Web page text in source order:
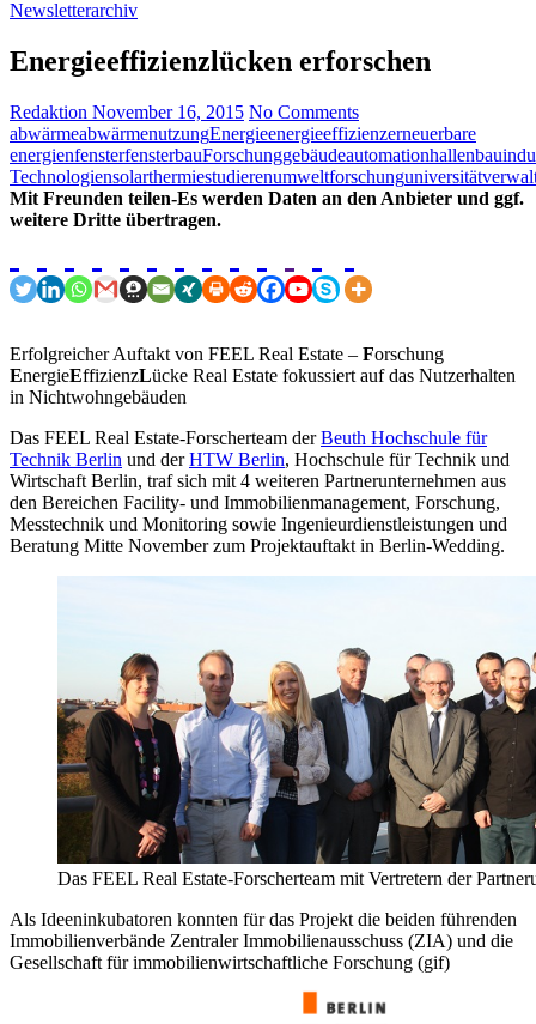
Newsletterarchiv
Energieeffizienzlücken erforschen
Redaktion November 16, 2015 No Comments
abwärmeabwärmenutzungEnergieenergieeffizienzerneuerbare
energienfensterfensterbauForschunggebäudeautomationhallenbau
Technologiensolarthermiestudierenumweltforschunguniversität
Mit Freunden teilen-Es werden Daten an den Anbieter und ggf.
weitere Dritte übertragen.
Erfolgreicher Auftakt von FEEL Real Estate – Forschung
EnergieEffizienzLücke Real Estate fokussiert auf das Nutzerhalten
in Nichtwohngebäuden
Das FEEL Real Estate-Forscherteam derBeuth Hochschule für
Technik Berlin und derHTW Berlin, Hochschule für Technik und
Wirtschaft Berlin, traf sich mit 4 weiteren Partnerunternehmen aus
den Bereichen Facility- und Immobilienmanagement, Forschung,
Messtechnik und Monitoring sowie Ingenieurdienstleistungen und
Beratung Mitte November zum Projektauftakt in Berlin-Wedding.
Das FEEL Real Estate-Forscherteam mit Vertretern der
Als Ideeninkubatoren konnten für das Projekt die beiden führenden
Immobilienverbände Zentraler Immobilienausschuss (ZIA) und die
Gesellschaft für immobilienwirtschaftliche Forschung (gif)